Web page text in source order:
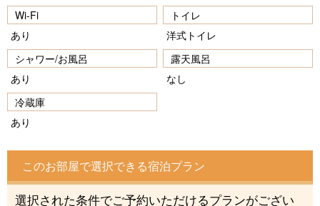
Wi-Fi
あり
トイレ
洋式トイレ
シャワー/お風呂
あり
露天風呂
なし
冷蔵庫
あり
このお部屋で選択できる宿泊プラン
選択された条件でご予約いただけるプランがござい